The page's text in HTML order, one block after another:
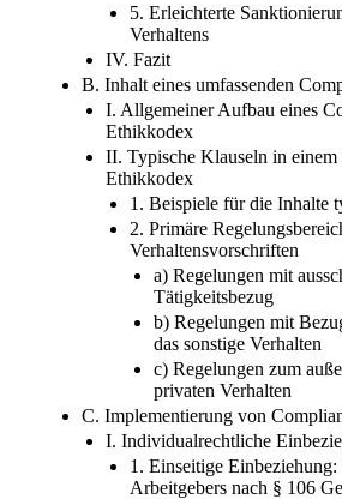
5. Erleichterte
Verhaltens
IV. Fazit
B. Inhalt eines umfassenden
I. Allgemeiner Aufbau eines
Ethikkodex
II. Typische Klauseln in
Ethikkodex
1. Beispiele für die Inhalte
2. Primäre
Verhaltensvorschriften
a) Regelungen mit
Tätigkeitsbezug
b) Regelungen mit
das sonstige Verhalten
c) Regelungen zum
privaten Verhalten
C. Implementierung von
I. Individualrechtliche
1. Einseitige Einbeziehung:
Arbeitgebers nach § 106